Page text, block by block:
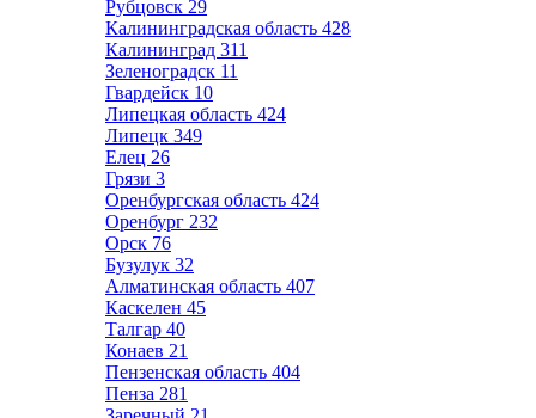
Рубцовск 29
Калининградская область 428
Калининград 311
Зеленоградск 11
Гвардейск 10
Липецкая область 424
Липецк 349
Елец 26
Грязи 3
Оренбургская область 424
Оренбург 232
Орск 76
Бузулук 32
Алматинская область 407
Каскелен 45
Талгар 40
Конаев 21
Пензенская область 404
Пенза 281